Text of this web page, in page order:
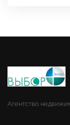
Агентство